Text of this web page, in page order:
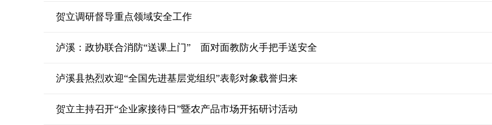
贺立调研督导重点领域安全工作
泸溪：政协联合消防“送课上门” 面对面教防火手把手送安全
泸溪县热烈欢迎“全国先进基层党组织”表彰对象载誉归来
贺立主持召开“企业家接待日”暨农产品市场开拓研讨活动